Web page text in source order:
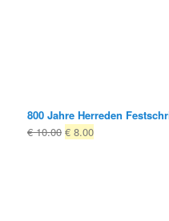
800 Jahre Herreden
€10.00 El
€ 8.00El